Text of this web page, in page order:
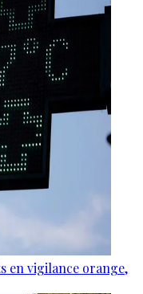
en vigilance orange,